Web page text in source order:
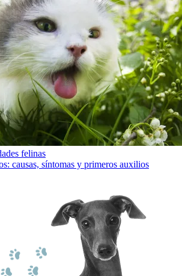
felinas
causas, síntomas y primeros auxilios